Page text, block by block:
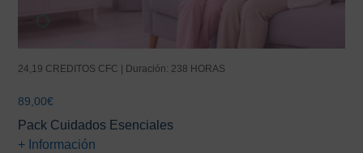
24,19 CREDITOS CFC | Duración: 238 HORAS
89,00€
Pack Cuidados Esenciales
+ Información